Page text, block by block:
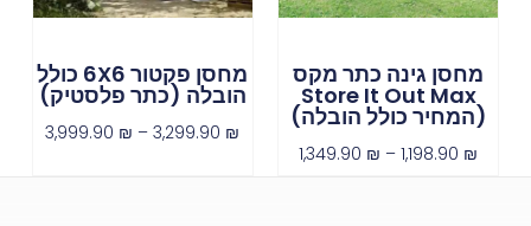
מחסן גינה כתר מקס
Store It Out Max
(המחיר כולל הובלה)
1,198.90 ₪
–
1,349.90 ₪
מחסן פקטור 6X6 כולל
הובלה (כתר פלסטיק)
3,299.90 ₪
–
3,999.90 ₪